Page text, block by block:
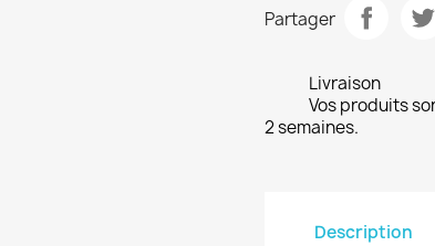
Partager
Livraison
Vos produits
2 semaines.
Description